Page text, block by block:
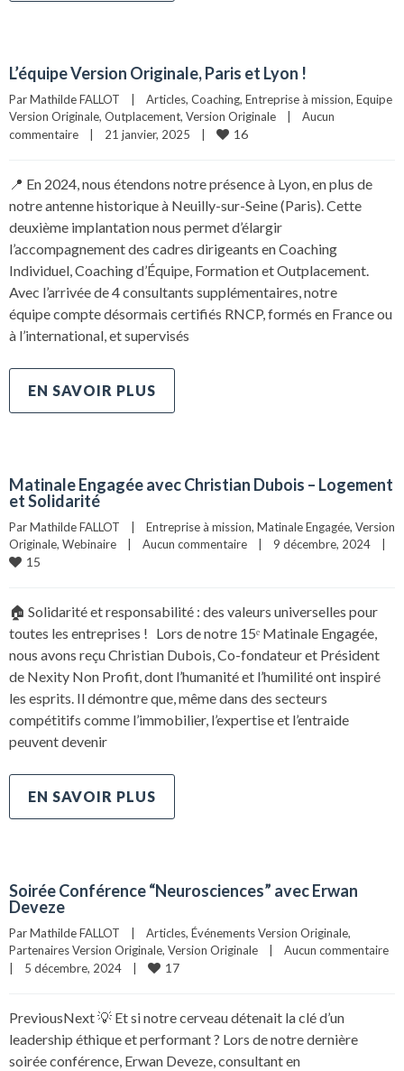
L’équipe Version Originale, Paris et Lyon !
Par Mathilde FALLOT Articles, Coaching, Entreprise à mission, Equipe
Version Originale, Outplacement, Version Originale
Aucun
commentaire
21 janvier, 2025 16
📍 En 2024, nous étendons notre présence à Lyon, en plus de
notre antenne historique à Neuilly-sur-Seine (Paris). Cette
deuxième implantation nous permet d’élargir
l’accompagnement des cadres dirigeants en Coaching
Individuel, Coaching d’Équipe, Formation et Outplacement.
Avec l’arrivée de 4 consultants supplémentaires, notre
équipe compte désormais certifiés RNCP, formés en France ou
à l’international, et supervisés
EN SAVOIR PLUS
Matinale Engagée avec Christian Dubois – Logement
et Solidarité
Par Mathilde FALLOT Entreprise à mission, Matinale Engagée, Version
Originale, Webinaire Aucun commentaire 9 décembre, 2024
15
🏠 Solidarité et responsabilité : des valeurs universelles pour
toutes les entreprises ! Lors de notre 15ᵉ Matinale Engagée,
nous avons reçu Christian Dubois, Co-fondateur et Président
de Nexity Non Profit, dont l’humanité et l’humilité ont inspiré
les esprits. Il démontre que, même dans des secteurs
compétitifs comme l’immobilier, l’expertise et l’entraide
peuvent devenir
EN SAVOIR PLUS
Soirée Conférence “Neurosciences” avec Erwan
Deveze
Par Mathilde FALLOT Articles, Événements Version Originale
Partenaires Version Originale, Version Originale
Aucun commentaire
5 décembre, 2024 17
PreviousNext 💡 Et si notre cerveau détenait la clé d’un
leadership éthique et performant ? Lors de notre dernière
soirée conférence, Erwan Deveze, consultant en